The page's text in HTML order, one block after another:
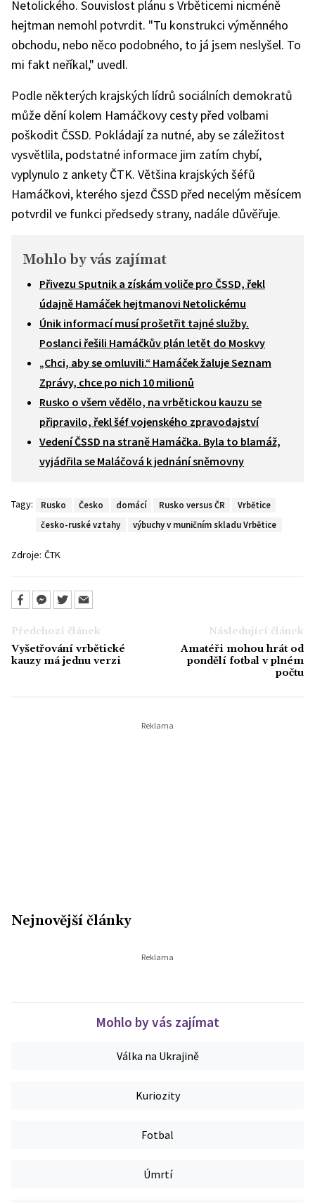
Netolického. Souvislost plánu s Vrběticemi nicméně
hejtman nemohl potvrdit. "Tu konstrukci výměnného
obchodu, nebo něco podobného, to já jsem neslyšel. To
mi fakt neříkal," uvedl.
Podle některých krajských lídrů sociálních demokratů
může dění kolem Hamáčkovy cesty před volbami
poškodit ČSSD. Pokládají za nutné, aby se záležitost
vysvětlila, podstatné informace jim zatím chybí,
vyplynulo z ankety ČTK. Většina krajských šéfů
Hamáčkovi, kterého sjezd ČSSD před necelým měsícem
potvrdil ve funkci předsedy strany, nadále důvěřuje.
Mohlo by vás zajímat
Přivezu Sputnik a získám voliče pro ČSSD, řekl
údajně Hamáček hejtmanovi Netolickému
Únik informací musí prošetřit tajné služby.
Poslanci řešili Hamáčkův plán letět do Moskvy
„Chci, aby se omluvili.“ Hamáček žaluje Seznam
Zprávy, chce po nich 10 milionů
Rusko o všem vědělo, na vrbětickou kauzu se
připravilo, řekl šéf vojenského zpravodajství
Vedení ČSSD na straně Hamáčka. Byla to blamáž,
vyjádřila se Maláčová k jednání sněmovny
Tagy: Rusko Česko domácí Rusko versus ČR
Vrbětice
česko-ruské vztahy
výbuchy v muničním skladu Vrbětice
Zdroje: ČTK
Předchozí článek
Vyšetřování vrbětické
kauzy má jednu verzi
Následující článek
Amatéři mohou hrát od
pondělí fotbal v plném
počtu
Nejnovější články
Mohlo by vás zajímat
Válka na Ukrajině
Kuriozity
Fotbal
Úmrtí